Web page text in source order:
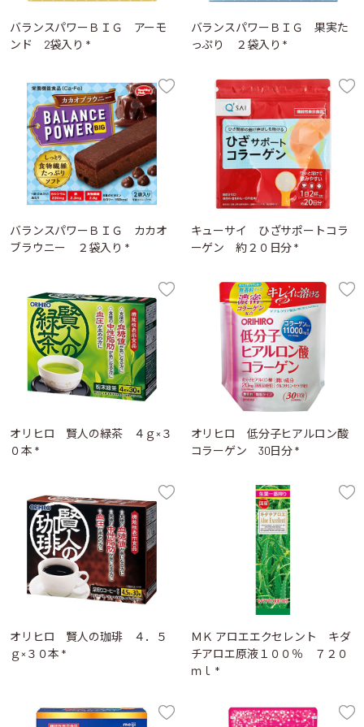
バランスパワーＢＩＧ アーモ
ンド 2袋入り *
バランスパワーＢＩＧ 果実た
っぷり ２袋入り *
バランスパワーＢＩＧ カカオ
ブラウニー ２袋入り *
キューサイ ひざサポートコラ
ーゲン 約２０日分 *
オリヒロ 賢人の緑茶 ４ｇ×３
０本 *
オリヒロ 低分子ヒアルロン酸
コラーゲン 30日分 *
オリヒロ 賢人の珈琲 ４．５
ｇ×３０本 *
ＭＫ アロエエクセレント キダ
チアロエ原液１００％ ７２０
ｍｌ *